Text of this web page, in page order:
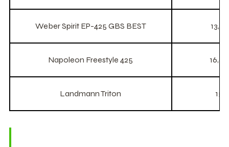
Weber Spirit EP-425 GBS BEST
Napoleon Freestyle 425
Landmann Triton 15